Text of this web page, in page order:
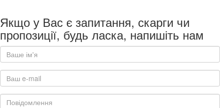
Якщо у Вас є запитання, скарги чи
пропозиції, будь ласка, напишіть нам